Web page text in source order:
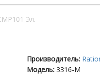
Эл.
Производитель:
Модель: 3316-M